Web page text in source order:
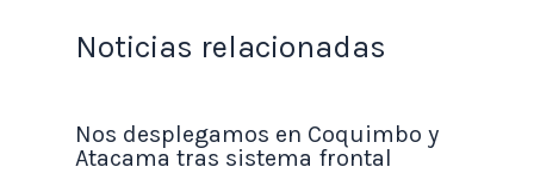
Noticias relacionadas
Nos desplegamos en Coquimbo y
Atacama tras sistema frontal